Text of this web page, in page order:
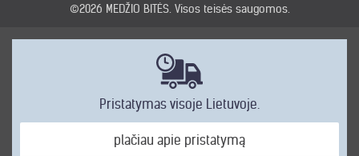
©2026 MEDŽIO BITĖS. Visos teisės saugomos.
Pristatymas visoje Lietuvoje.
plačiau apie pristatymą